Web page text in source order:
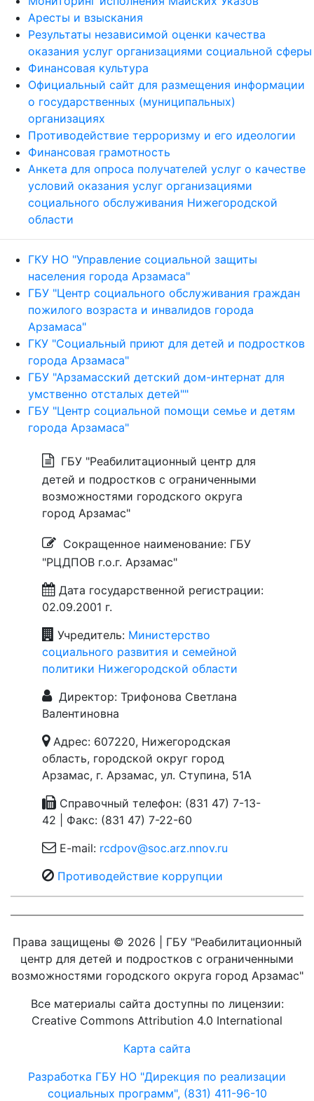
Аресты и взыскания
Результаты независимой оценки качества
оказания услуг организациями социальной сферы
Финансовая культура
Официальный сайт для размещения информации
о государственных (муниципальных)
организациях
Противодействие терроризму и его идеологии
Финансовая грамотность
Анкета для опроса получателей услуг о качестве
условий оказания услуг организациями
социального обслуживания Нижегородской
области
ГКУ НО "Управление социальной защиты
населения города Арзамаса"
ГБУ "Центр социального обслуживания граждан
пожилого возраста и инвалидов города
Арзамаса"
ГКУ "Социальный приют для детей и подростков
города Арзамаса"
ГБУ "Арзамасский детский дом-интернат для
умственно отсталых детей""
ГБУ "Центр социальной помощи семье и детям
города Арзамаса"
ГБУ "Реабилитационный центр для
детей и подростков с ограниченными
возможностями городского округа
город Арзамас"
Сокращенное наименование: ГБУ
"РЦДПОВ г.о.г. Арзамас"
Дата государственной регистрации:
02.09.2001 г.
Учредитель: Министерство
социального развития и семейной
политики Нижегородской области
Директор: Трифонова Светлана
Валентиновна
Адрес: 607220, Нижегородская
область, городской округ город
Арзамас, г. Арзамас, ул. Ступина, 51А
Справочный телефон: (831 47) 7-13-
42 | Факс: (831 47) 7-22-60
E-mail: rcdpov@soc.arz.nnov.ru
Противодействие коррупции
Права защищены © 2026 | ГБУ "Реабилитационный
центр для детей и подростков с ограниченными
возможностями городского округа город Арзамас"
Все материалы сайта доступны по лицензии:
Creative Commons Attribution 4.0 International
Карта сайта
Разработка ГБУ НО "Дирекция по реализации
социальных программ", (831) 411-96-10